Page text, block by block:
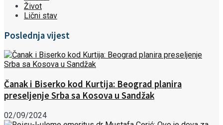
Život
Lični stav
Poslednja vijest
Čanak i Biserko kod Kurtija: Beograd planira
preseljenje Srba sa Kosova u Sandžak
02/09/2024